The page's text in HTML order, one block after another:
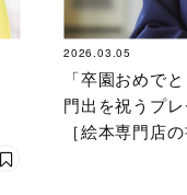
2026.03.05
「卒園おめで
門出を祝うプ
［絵本専門店